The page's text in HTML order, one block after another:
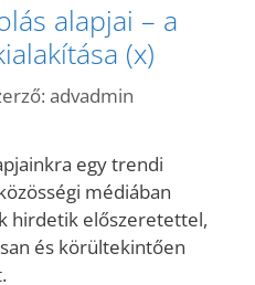
alapjai – a
(x)
advadmin
egy trendi
médiában
hirdetik előszeretettel,
és körültekintően